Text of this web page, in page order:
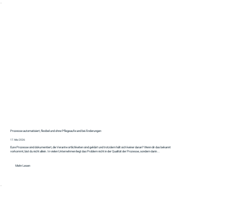
Prozesse automatisiert, flexibel und ohne Pflegeaufwand bei Änderungen
17. Mai 2026
Eure Prozesse sind dokumentiert, die Verantwortlichkeiten sind geklärt und trotzdem hält sich keiner daran? Wenn dir das bekannt
vorkommt, bist du nicht allein. In vielen Unternehmen liegt das Problem nicht in der Qualität der Prozesse, sondern darin...
Mehr Lesen